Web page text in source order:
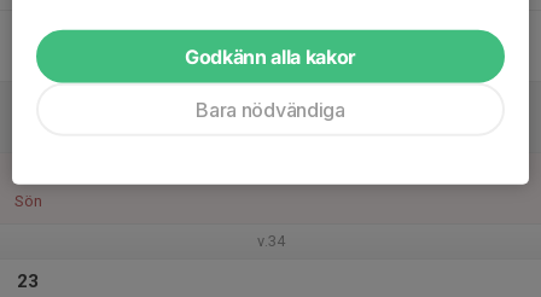
Fre
Sön
v.34
23
Godkänn alla kakor
Bara nödvändiga